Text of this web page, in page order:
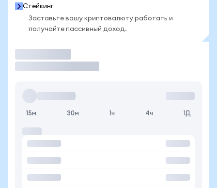
Стейкинг
Заставьте вашу криптовалюту работать и
получайте пассивный доход.
15м 30м 1ч 4ч 1Д